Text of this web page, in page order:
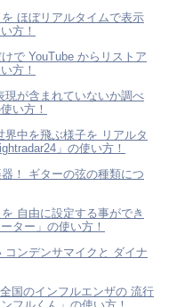
ほぼリアルタイムで表示
方！
で YouTube からリストア
方！
が含まれていないか調べ
い方！
中を飛ぶ様子を リアルタ
」の使い方！
！ ギターの弦の種類につ
自由に設定する事ができ
ター」の使い方！
ンデンサマイクと ダイナ
国のインフルエンザの 流行